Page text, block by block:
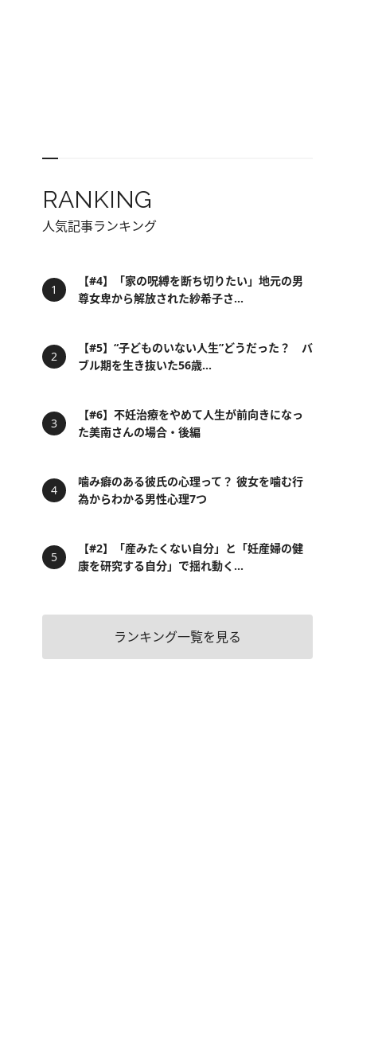
RANKING
人気記事ランキング
【#4】「家の呪縛を断ち切りたい」地元の男
尊女卑から解放された紗希子さ...
【#5】“子どものいない人生”どうだった？ バ
ブル期を生き抜いた56歳...
【#6】不妊治療をやめて人生が前向きになっ
た美南さんの場合・後編
噛み癖のある彼氏の心理って？ 彼女を噛む行
為からわかる男性心理7つ
【#2】「産みたくない自分」と「妊産婦の健
康を研究する自分」で揺れ動く...
ランキング一覧を見る